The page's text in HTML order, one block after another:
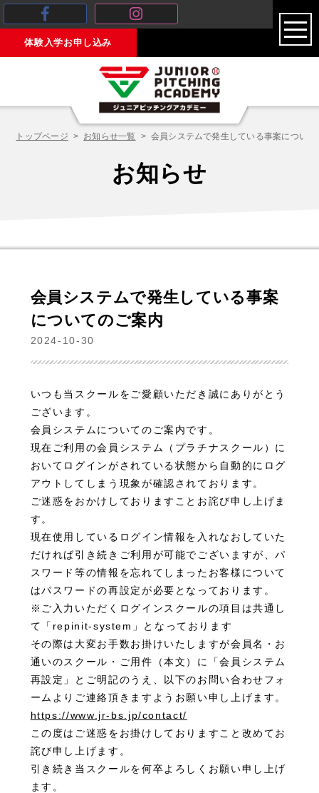
体験入学お申し込み
toggle
トップページ お知らせ一覧 会員システムで発生している事案について
お知らせ
会員システムで発生している事案
についてのご案内
2024-10-30
いつも当スクールをご愛顧いただき誠にありがとう
ございます。
会員システムについてのご案内です。
現在ご利用の会員システム（プラチナスクール）に
おいてログインがされている状態から自動的にログ
アウトしてしまう現象が確認されております。
ご迷惑をおかけしておりますことお詫び申し上げま
す。
現在使用しているログイン情報を入れなおしていた
だければ引き続きご利用が可能でございますが、パ
スワード等の情報を忘れてしまったお客様について
はパスワードの再設定が必要となっております。
※ご入力いただくログインスクールの項目は共通し
て「repinit-system」となっております
その際は大変お手数お掛けいたしますが会員名・お
通いのスクール・ご用件（本文）に「会員システム
再設定」とご明記のうえ、以下のお問い合わせフォ
ームよりご連絡頂きますようお願い申し上げます。
https://www.jr-bs.jp/contact/
この度はご迷惑をお掛けしておりますこと改めてお
詫び申し上げます。
引き続き当スクールを何卒よろしくお願い申し上げ
ます。